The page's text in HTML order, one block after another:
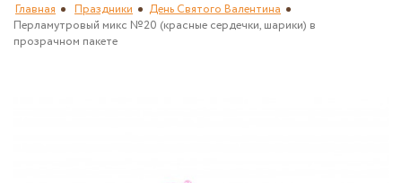
Главная Праздники
День Святого Валентина
Перламутровый микс №20 (красные сердечки, шарики) в
прозрачном пакете